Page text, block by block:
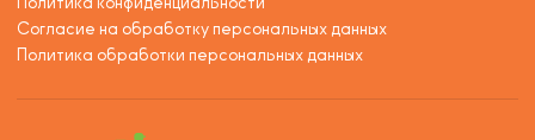
Согласие на обработку персональных данных
Политика обработки персональных данных